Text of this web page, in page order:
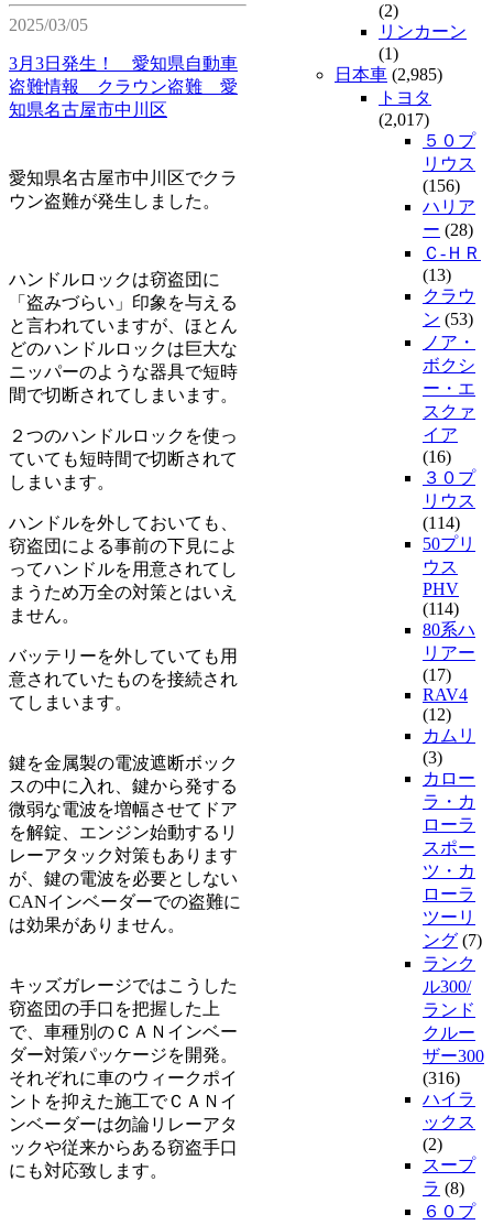
2025/03/05
3月3日発生！ 愛知県自動車
盗難情報 クラウン盗難 愛
知県名古屋市中川区
愛知県名古屋市中川区でクラ
ウン盗難が発生しました。
ハンドルロックは窃盗団に
「盗みづらい」印象を与える
と言われていますが、ほとん
どのハンドルロックは巨大な
ニッパーのような器具で短時
間で切断されてしまいます。
２つのハンドルロックを使っ
ていても短時間で切断されて
しまいます。
ハンドルを外しておいても、
窃盗団による事前の下見によ
ってハンドルを用意されてし
まうため万全の対策とはいえ
ません。
バッテリーを外していても用
意されていたものを接続され
てしまいます。
鍵を金属製の電波遮断ボック
スの中に入れ、鍵から発する
微弱な電波を増幅させてドア
を解錠、エンジン始動するリ
レーアタック対策もあります
が、鍵の電波を必要としない
CANインベーダーでの盗難に
は効果がありません。
キッズガレージではこうした
窃盗団の手口を把握した上
で、車種別のＣＡＮインベー
ダー対策パッケージを開発。
それぞれに車のウィークポイ
ントを抑えた施工でＣＡＮイ
ンベーダーは勿論リレーアタ
ックや従来からある窃盗手口
にも対応致します。
(2)
リンカーン
(1)
日本車 (2,985)
トヨタ
(2,017)
５０プ
リウス
(156)
ハリア
ー (28)
Ｃ-ＨＲ
(13)
クラウ
ン (53)
ノア・
ボクシ
ー・エ
スクァ
イア
(16)
３０プ
リウス
(114)
50プリ
ウス
PHV
(114)
80系ハ
リアー
(17)
RAV4
(12)
カムリ
(3)
カロー
ラ・カ
ローラ
スポー
ツ・カ
ローラ
ツーリ
ング (7)
ランク
ル300/
ランド
クルー
ザー300
(316)
ハイラ
ックス
(2)
スープ
ラ (8)
６０プ